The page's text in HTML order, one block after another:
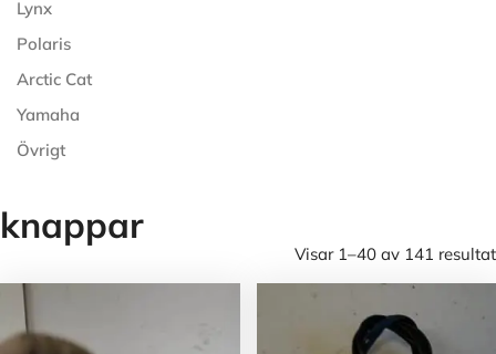
Lynx
Polaris
Arctic Cat
Yamaha
Övrigt
knappar
Visar 1–40 av 141 resultat